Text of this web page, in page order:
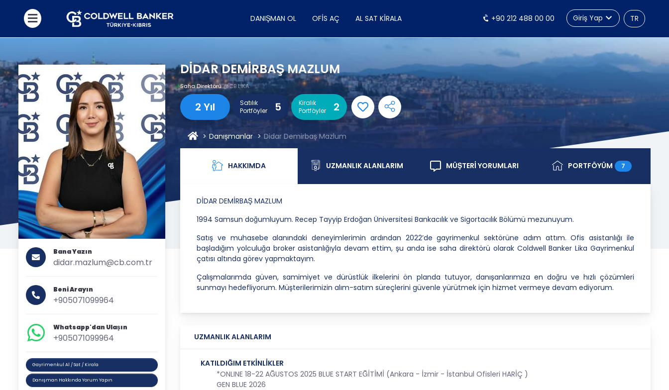
TR
DANIŞMAN OL OFIS AÇ AL SAT KIRALA +90 212 488 00 00 Giriş Yap
DİDAR DEMİRBAŞ MAZLUM
Saha Direktörü@CB LİKA
2 Yıl
Satılık
Portföyler
5
Kiralık
Portföyler
2
Danışmanlar Didar Demirbaş Mazlum
Bana Yazın
didar.mazlum@cb.com.tr
Beni Arayın
+905071099964
Whatsapp'dan Ulaşın
+905071099964
Gayrimenkul Al / Sat / Kirala
Danışman Hakkında Yorum Yapın
HAKKIMDA UZMANLIK ALANLARIM MÜŞTERİ YORUMLARI PORTFÖYÜM 7
DİDAR DEMİRBAŞ MAZLUM
1994 Samsun doğumluyum. Recep Tayyip Erdoğan Üniversitesi Bankacılık ve Sigortacılık Bölümü mezunuyum.
Satış ve muhasebe alanındaki deneyimlerimin ardından 2022’de gayrimenkul sektörüne adım attım. Ofis asistanlığı ile
başladığım yolculuğa broker asistanlığıyla devam ettim, şu anda ise saha direktörü olarak Coldwell Banker Lika Gayrimenkul
çatısı altında görev yapmaktayım.
Çalışmalarımda güven, samimiyet ve dürüstlük ilkelerini ön planda tutuyor, danışanlarımıza en doğru ve hızlı çözümleri
sunmayı hedefliyorum. Müşterilerimizin alım-satım süreçlerini güvenle yürütmek için hizmet vermeye devam ediyorum.
UZMANLIK ALANLARIM
KATILDIĞIM ETKİNLİKLER
*ONLINE 18-22 AĞUSTOS 2025 BLUE START EĞİTİMİ (Ankara - İzmir - İstanbul Ofisleri HARİÇ )
GEN BLUE 2026